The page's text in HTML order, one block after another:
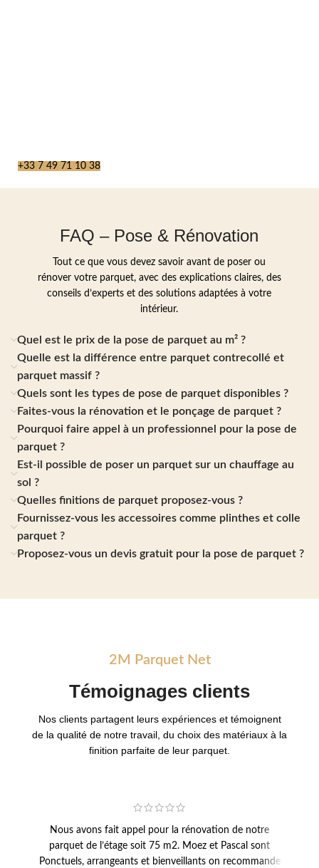
+33 7 49 71 10 38
FAQ – Pose & Rénovation
Tout ce que vous devez savoir avant de poser ou
rénover votre parquet, avec des explications claires, des
conseils d’experts et des solutions adaptées à votre
intérieur.
Quel est le prix de la pose de parquet au m² ?
Quelle est la différence entre parquet contrecollé et
parquet massif ?
Quels sont les types de pose de parquet disponibles ?
Faites-vous la rénovation et le ponçage de parquet ?
Pourquoi faire appel à un professionnel pour la pose de
parquet ?
Est-il possible de poser un parquet sur un chauffage au
sol ?
Quelles finitions de parquet proposez-vous ?
Fournissez-vous les accessoires comme plinthes et colle
parquet ?
Proposez-vous un devis gratuit pour la pose de parquet ?
2M Parquet Net
Témoignages clients
Nos clients partagent leurs expériences et témoignent
de la qualité de notre travail, du choix des matériaux à la
finition parfaite de leur parquet.
Nous avons fait appel pour la rénovation de notre
parquet de l’étage soit 75 m2. Moez et Pascal sont
Ponctuels, arrangeants et bienveillants on recommande